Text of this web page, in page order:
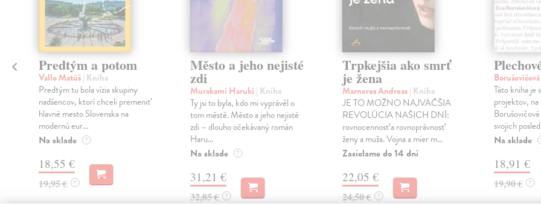
Predtým a potom
Vallo Matúš| Kniha
Predtým tu bola vízia skupiny
nadšencov, ktorí chceli premeniť
hlavné mesto Slovenska na
modernú eur...
Na sklade ?
18,55 €
19,95 € ?
Město a jeho nejisté
zdi
Murakami Haruki | Kniha
Ty jsi to byla, kdo mi vyprávěl o
tom městě. Město a jeho nejisté
zdi – dlouho očekávaný román
Haru...
Na sklade ?
31,21 €
32,85 € ?
Trpkejšia ako smrť
je žena
Marneros Andreas| Kniha
JE TO MOŽNO NAJVÄČŠIA
REVOLÚCIA NAŠICH DNÍ:
rovnocennosť a rovnoprávnosť
ženy a muža. Vojna a mier m...
Zasielame do 14 dní
22,05 €
24,50 € ?
Táto kniha je
projektov,
svojich
Na sklade
18,91 €
19,90 € ?